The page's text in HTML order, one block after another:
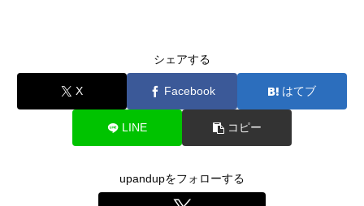
シェアする
X Facebook はてブ
LINE コピー
upandupをフォローする